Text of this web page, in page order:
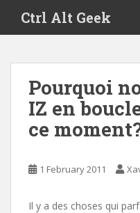
i
Ctrl Alt Geek
Pourquoi
IZ en
ce
1 February 2011
Il y a des choses qui